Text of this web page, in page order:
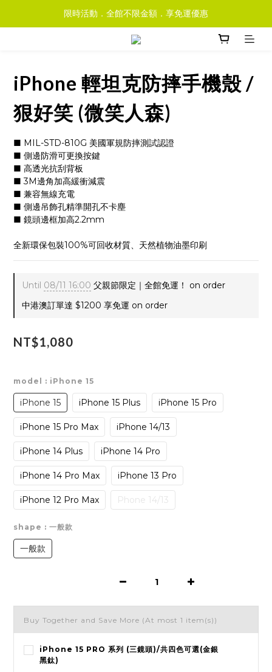
限時活動．全館不限金額．享免運優惠
iPhone 輕坦克防摔手機殼 /
狠好笑 (微笑人森)
■ MIL-STD-810G 美國軍規防摔測試認證
■ 側邊防滑可更換按鍵
■ 高透光抗刮背板
■ 3M邊角加高緩衝減震
■ 兼容無線充電
■ 側邊吊飾孔精準開孔不卡塵
■ 鏡頭邊框加高2.2mm
全新環保包裝100%可回收材質、天然植物油墨印刷
Until 08/11 16:00 父親節限定｜全館免運！ on order
中港澳訂單達 $1200 享免運 on order
NT$1,080
model : iPhone 15
iPhone 15 iPhone 15 Plus iPhone 15 Pro
iPhone 15 Pro Max iPhone 14/13
iPhone 14 Plus iPhone 14 Pro
iPhone 14 Pro Max iPhone 13 Pro
iPhone 12 Pro Max Phone 14/13
shape : 一般款
一般款
Buy Together and Save More (At most 1 item(s))
iPhone 15 PRO 系列 (三鏡頭)/共四色可選(金銀
黑鈦)